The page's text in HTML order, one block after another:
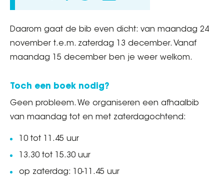
Daarom gaat de bib even dicht: van maandag 24
november t.e.m. zaterdag 13 december. Vanaf
maandag 15 december ben je weer welkom.
Toch een boek nodig?
Geen probleem. We organiseren een afhaalbib
van maandag tot en met zaterdagochtend:
10 tot 11.45 uur
13.30 tot 15.30 uur
op zaterdag: 10-11.45 uur